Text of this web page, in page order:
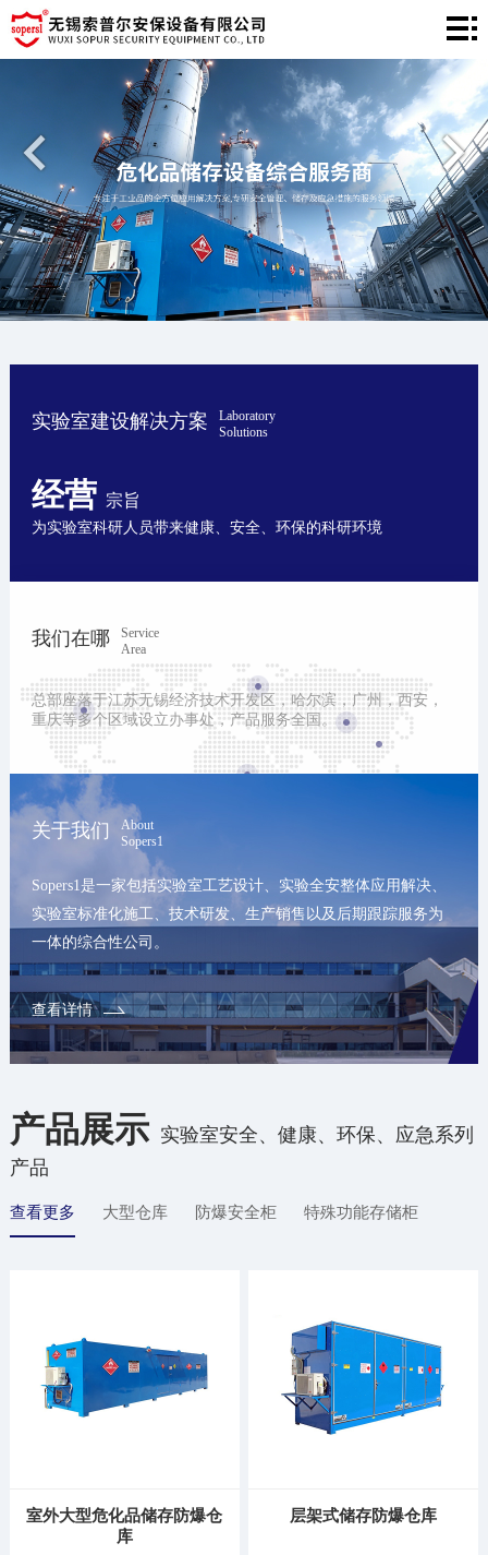
网
心
案
例
闻
中
心
关
于
我
联
系
实验室建设解决方案
Laboratory
Solutions
经营宗旨
为实验室科研人员带来健康、安全、环保的科研环境
我们在哪
Service
Area
总部座落于江苏无锡经济技术开发区，哈尔滨，广州，西安，
重庆等多个区域设立办事处，产品服务全国。
关于我们
About
Sopers1
Sopers1是一家包括实验室工艺设计、实验全安整体应用解决、
实验室标准化施工、技术研发、生产销售以及后期跟踪服务为
一体的综合性公司。
查看详情
产品展示实验室安全、健康、环保、应急系列
产品
查看更多 大型仓库 防爆安全柜
特殊功能存储柜
室外大型危化品储存防爆仓
库
层架式储存防爆仓库